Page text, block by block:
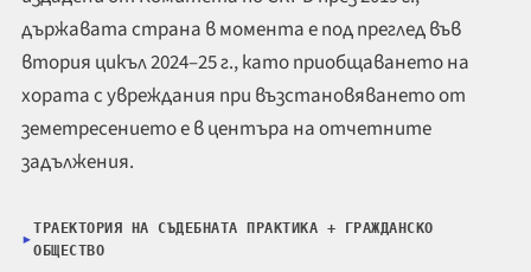
държавата страна в момента е под преглед във
втория цикъл 2024–25 г., като приобщаването на
хората с увреждания при възстановяването от
земетресението е в центъра на отчетните
задължения.
ТРАЕКТОРИЯ НА СЪДЕБНАТА ПРАКТИКА + ГРАЖДАНСКО
ОБЩЕСТВО